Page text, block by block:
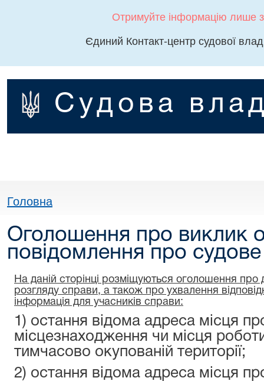
Отримуйте інформацію лише
Єдиний Контакт-центр судової
Судова
Головна
Оголошення про виклик
повідомлення про
На даній сторінці розміщуються оголошення про
розгляду справи, а також про ухвалення
інформація для учасників справи:
1) остання відома адреса місця
місцезнаходження чи місця
тимчасово окупованій території;
2) остання відома адреса місця